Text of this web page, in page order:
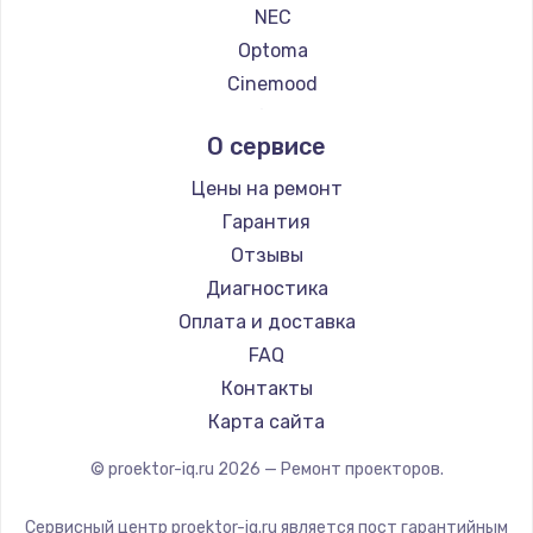
Замена термопасты
Заказать
Замена шлейфа матрицы
960 руб.
Заказать
Замена экрана
1145 руб.
Заказать
2600 руб.
NEC
Optoma
Cinemood
Barco
Xgimi
Canon
JVC
Casio
Hiper
HITACHI
Panasonic
Hisense
О сервисе
Цены на ремонт
Гарантия
Отзывы
Диагностика
Оплата и доставка
FAQ
Контакты
Карта сайта
© proektor-iq.ru 2026 — Ремонт проекторов.
Сервисный центр proektor-iq.ru является пост гарантийным